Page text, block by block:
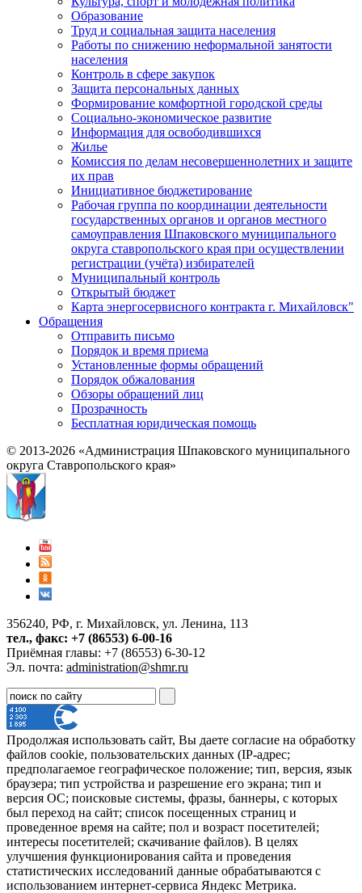
Образование
Труд и социальная защита населения
Работы по снижению неформальной занятости
населения
Контроль в сфере закупок
Защита персональных данных
Формирование комфортной городской среды
Социально-экономическое развитие
Информация для освободившихся
Жилье
Комиссия по делам несовершеннолетних и защите
их прав
Инициативное бюджетирование
Рабочая группа по координации деятельности
государственных органов и органов местного
самоуправления Шпаковского муниципального
округа ставропольского края при осуществлении
регистрации (учёта) избирателей
Муниципальный контроль
Открытый бюджет
Карта энергосервисного контракта г. Михайловск"
Обращения
Отправить письмо
Порядок и время приема
Установленные формы обращений
Порядок обжалования
Обзоры обращений лиц
Прозрачность
Бесплатная юридическая помощь
© 2013-2026 «Администрация Шпаковского муниципального
округа Ставропольского края»
356240, РФ, г. Михайловск, ул. Ленина, 113
тел., факс: +7 (86553) 6-00-16
Приёмная главы: +7 (86553) 6-30-12
Эл. почта: administration@shmr.ru
Продолжая использовать сайт, Вы даете согласие на обработку
файлов cookie, пользовательских данных (IP-адрес;
предполагаемое географическое положение; тип, версия, язык
браузера; тип устройства и разрешение его экрана; тип и
версия ОС; поисковые системы, фразы, баннеры, с которых
был переход на сайт; список посещенных страниц и
проведенное время на сайте; пол и возраст посетителей;
интересы посетителей; скачивание файлов). В целях
улучшения функционирования сайта и проведения
статистических исследований данные обрабатываются с
использованием интернет-сервиса Яндекс Метрика.